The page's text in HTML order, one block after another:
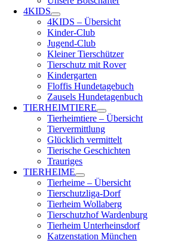
4KIDS
4KIDS – Übersicht
Kinder-Club
Jugend-Club
Kleiner Tierschützer
Tierschutz mit Rover
Kindergarten
Floffis Hundetagebuch
Zausels Hundetagenbuch
TIERHEIMTIERE
Tierheimtiere – Übersicht
Tiervermittlung
Glücklich vermittelt
Tierische Geschichten
Trauriges
TIERHEIME
Tierheime – Übersicht
Tierschutzliga-Dorf
Tierheim Wollaberg
Tierschutzhof Wardenburg
Tierheim Unterheinsdorf
Katzenstation München